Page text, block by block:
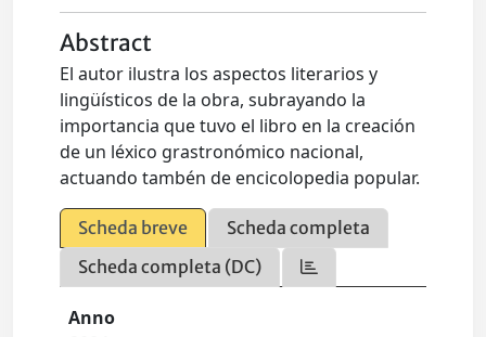
Abstract
El autor ilustra los aspectos literarios y
lingüísticos de la obra, subrayando la
importancia que tuvo el libro en la creación
de un léxico grastronómico nacional,
actuando tambén de encicolopedia popular.
Scheda breve
Scheda completa
Scheda completa (DC)
Anno